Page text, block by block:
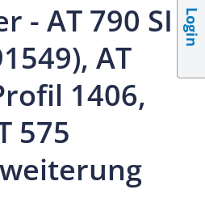
- AT 790 SI
AT
1406,
575
Login